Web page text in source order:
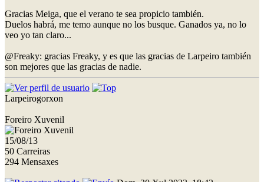
Gracias Meiga, que el verano te sea propicio también.
Duelos habrá, me temo aunque no los busque. Ganados ya, no lo
veo yo tan claro...
@Freaky: gracias Freaky, y es que las gracias de Larpeiro también
son mejores que las gracias de nadie.
Larpeirogorxon
Foreiro Xuvenil
15/08/13
50 Carreiras
294 Mensaxes